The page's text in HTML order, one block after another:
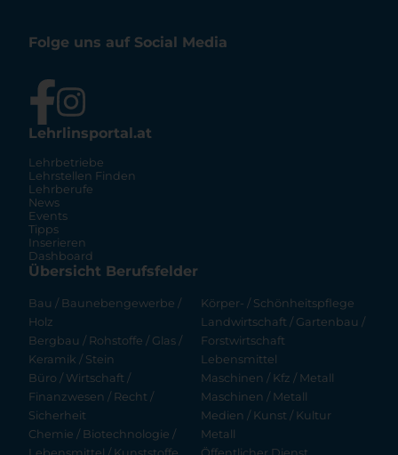
Folge uns auf Social Media
Lehrlinsportal.at
Lehrbetriebe
Lehrstellen Finden
Lehrberufe
News
Events
Tipps
Inserieren
Dashboard
Übersicht Berufsfelder
Bau / Baunebengewerbe /
Holz
Bergbau / Rohstoffe / Glas /
Keramik / Stein
Büro / Wirtschaft /
Finanzwesen / Recht /
Sicherheit
Chemie / Biotechnologie /
Körper- / Schönheitspflege
Landwirtschaft / Gartenbau /
Forstwirtschaft
Lebensmittel
Maschinen / Kfz / Metall
Maschinen / Metall
Medien / Kunst / Kultur
Metall